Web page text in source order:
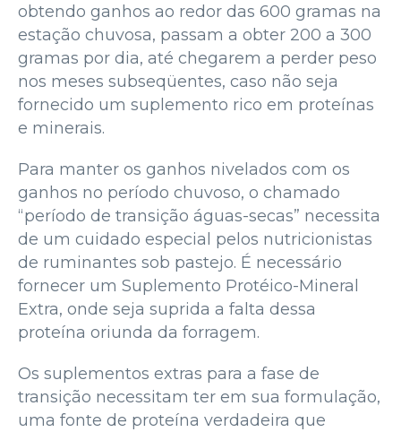
obtendo ganhos ao redor das 600 gramas na
estação chuvosa, passam a obter 200 a 300
gramas por dia, até chegarem a perder peso
nos meses subseqüentes, caso não seja
fornecido um suplemento rico em proteínas
e minerais.
Para manter os ganhos nivelados com os
ganhos no período chuvoso, o chamado
“período de transição águas-secas” necessita
de um cuidado especial pelos nutricionistas
de ruminantes sob pastejo. É necessário
fornecer um Suplemento Protéico-Mineral
Extra, onde seja suprida a falta dessa
proteína oriunda da forragem.
Os suplementos extras para a fase de
transição necessitam ter em sua formulação,
uma fonte de proteína verdadeira que